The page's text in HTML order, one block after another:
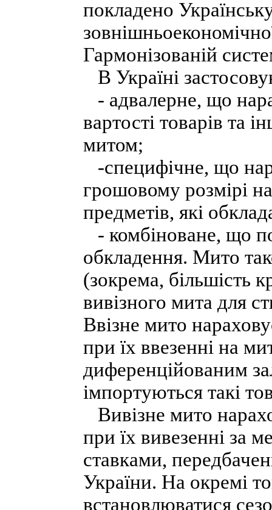
покладено
Гармонізованій
В Україні
- адвалерне, що
вартості товарів та
митом;
-специфічне, що
грошовому розмірі
предметів, які
- комбіноване, що
обкладення. Мито
(зокрема, більшість
вивізного мита для
Ввізне мито
при їх ввезенні на
диференційованим
імпортуються такі
Вивізне мито
при їх вивезенні за
ставками,
України. На окремі
встановлюватися